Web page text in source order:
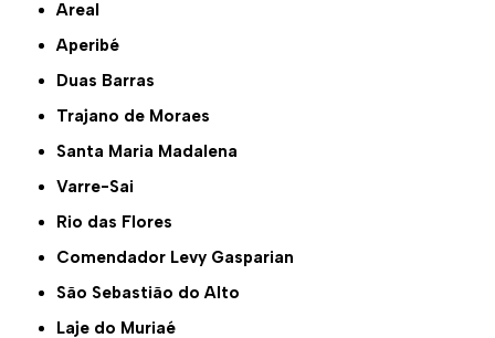
Areal
Aperibé
Duas Barras
Trajano de Moraes
Santa Maria Madalena
Varre-Sai
Rio das Flores
Comendador Levy Gasparian
São Sebastião do Alto
Laje do Muriaé